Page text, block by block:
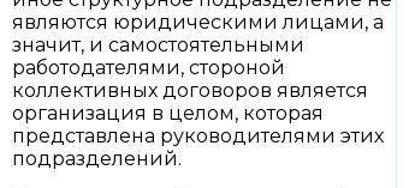
являются юридическими лицами, а
значит, и самостоятельными
работодателями, стороной
коллективных договоров является
организация в целом, которая
представлена руководителями этих
подразделений.